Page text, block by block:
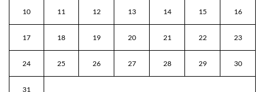
10 11 12 13 14 15 16
17 18 19 20 21 22 23
24 25 26 27 28 29 30
31